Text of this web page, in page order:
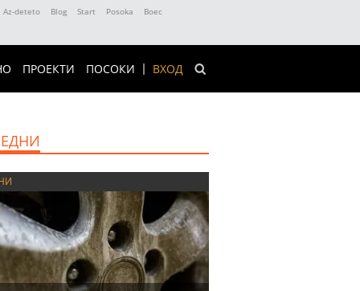
Az-deteto Blog Start Posoka
Boec
ВХОД
ПРОЕКТИ ПОСОКИ